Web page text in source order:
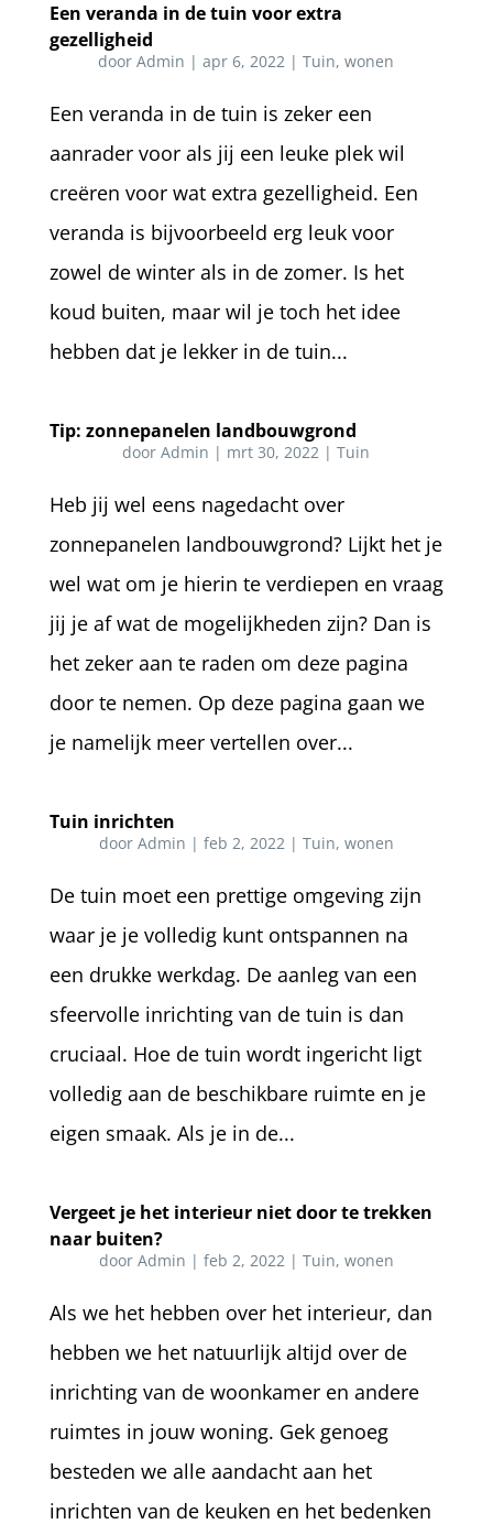
Een veranda in de tuin voor extra
gezelligheid
doorAdmin |apr 6, 2022 |Tuin,wonen
Een veranda in de tuin is zeker een
aanrader voor als jij een leuke plek wil
creëren voor wat extra gezelligheid. Een
veranda is bijvoorbeeld erg leuk voor
zowel de winter als in de zomer. Is het
koud buiten, maar wil je toch het idee
hebben dat je lekker in de tuin...
Tip: zonnepanelen landbouwgrond
doorAdmin | mrt 30, 2022 |Tuin
Heb jij wel eens nagedacht over
zonnepanelen landbouwgrond? Lijkt het je
wel wat om je hierin te verdiepen en vraag
jij je af wat de mogelijkheden zijn? Dan is
het zeker aan te raden om deze pagina
door te nemen. Op deze pagina gaan we
je namelijk meer vertellen over...
Tuin inrichten
door Admin | feb 2, 2022| Tuin, wonen
De tuin moet een prettige omgeving zijn
waar je je volledig kunt ontspannen na
een drukke werkdag. De aanleg van een
sfeervolle inrichting van de tuin is dan
cruciaal. Hoe de tuin wordt ingericht ligt
volledig aan de beschikbare ruimte en je
eigen smaak. Als je in de...
Vergeet je het interieur niet door te trekken
naar buiten?
door Admin | feb 2, 2022| Tuin, wonen
Als we het hebben over het interieur, dan
hebben we het natuurlijk altijd over de
inrichting van de woonkamer en andere
ruimtes in jouw woning. Gek genoeg
besteden we alle aandacht aan het
inrichten van de keuken en het bedenken